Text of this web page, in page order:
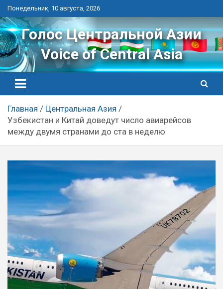
Перейти
к
контенту
Понедельник, 10 августа, 2026
Голос Центральной Азии
Voice of Central Asia
Главная
Центральная Азия
Узбекистан и Китай доведут число авиарейсов
между двумя странами до ста в неделю